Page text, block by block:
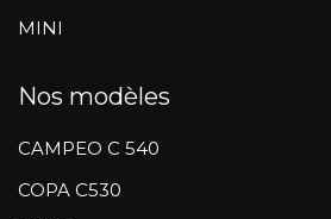
MINI
Nos modèles
CAMPEO C 540
COPA C530